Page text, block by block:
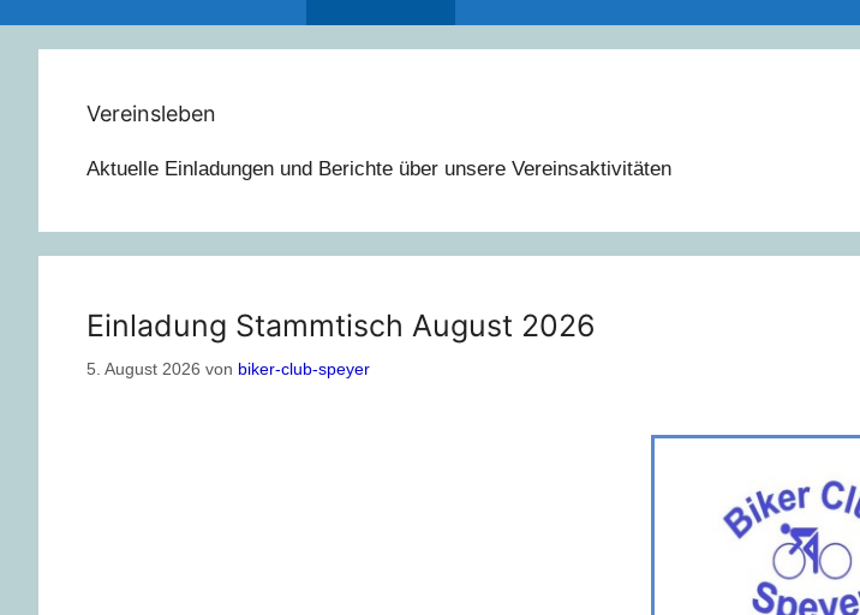
Vereinsleben
Aktuelle Einladungen und Berichte über unsere Vereinsaktivitäten
Einladung Stammtisch August 2026
5. August 2026 von biker-club-speyer